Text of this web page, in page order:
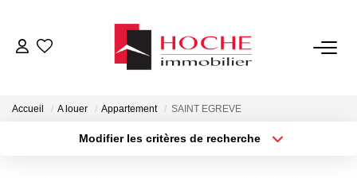
Accueil A louer Appartement SAINT EGREVE
Modifier les critères de recherche